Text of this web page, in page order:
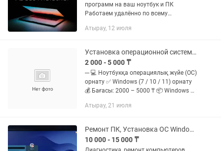
программ на ваш ноутбук и ПК
Работаем удалённо по всему
надёжно. Купили ноутбук, а нужных
существующих...
Атырау, 12 июля
Установка операционной системы на ноутбук
2 000 - 5 000 ₸
--- 💻 Ноутбукқа операциялық жүйе (ОС)
орнату ✅ Windows (7 / 10 / 11) орнату
💰 Бағасы: 2000 – 5000 ₸ 📦 Windows +
💰 Барлығы: 8000₸ ✔️ Барлық
Атырау, 21 июля
Ремонт ПК, Установка ОС Windows 10, 11, MS Office и др. Сборка пк на заказ.
10 000 - 15 000 ₸